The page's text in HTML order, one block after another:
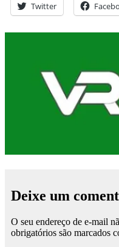
Twitter
Deixe um
O seu endereço de e-mail
obrigatórios são marcados